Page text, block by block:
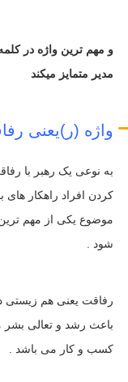
و مهم ترین واژه در
مدیر متمایز میکند
واژه (ر)یعنی
به نوعی یک رهبر با
کردن افراد راهکار های
موضوع یکی از مهم
شود .
رفاقت یعنی هم زیستی
باعث رشد و تعالی بشر
کسب و کار می باشد .